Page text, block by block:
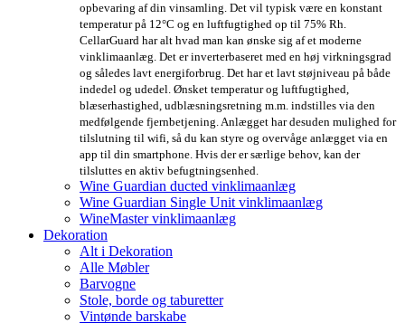
opbevaring af din vinsamling. Det vil typisk være en konstant
temperatur på 12°C og en luftfugtighed op til 75% Rh.
CellarGuard har alt hvad man kan ønske sig af et moderne
vinklimaanlæg. Det er inverterbaseret med en høj virkningsgrad
og således lavt energiforbrug. Det har et lavt støjniveau på både
indedel og udedel. Ønsket temperatur og luftfugtighed,
blæserhastighed, udblæsningsretning m.m. indstilles via den
medfølgende fjernbetjening. Anlægget har desuden mulighed for
tilslutning til wifi, så du kan styre og overvåge anlægget via en
app til din smartphone. Hvis der er særlige behov, kan der
tilsluttes en aktiv befugtningsenhed.
Wine Guardian ducted vinklimaanlæg
Wine Guardian Single Unit vinklimaanlæg
WineMaster vinklimaanlæg
Dekoration
Alt i Dekoration
Alle Møbler
Barvogne
Stole, borde og taburetter
Vintønde barskabe